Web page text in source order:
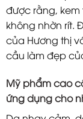
được rằng,
không nhờn rít.
của Hương thị
cầu làm đẹp
Mỹ phẩm cao
ứng dụng cho